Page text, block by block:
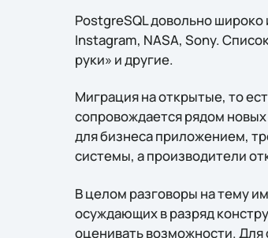
PostgreSQL довольно
Instagram, NASA, Sony.
руки» и другие.
Миграция на открытые, то
сопровождается рядом
для бизнеса приложением,
системы, а производители
В целом разговоры на тему
осуждающих в разряд
оценивать возможности. Для